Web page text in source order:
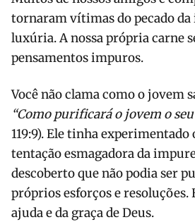
tornaram vítimas do pecado da
luxúria. A nossa própria carne
pensamentos impuros.
Você não clama como o jovem
“Como purificará o jovem o
119:9). Ele tinha experimentado
tentação esmagadora da
descoberto que não podia ser
próprios esforços e resoluções.
ajuda e da graça de Deus.